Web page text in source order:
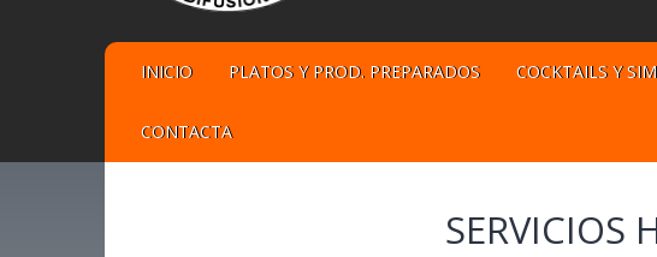
INICIO PLATOS Y PROD. PREPARADOS COCKTAILS Y
CONTACTA
SERVICIOS